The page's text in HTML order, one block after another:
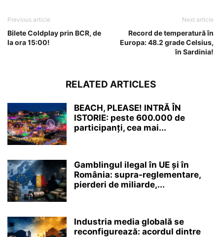
Previous article
Bilete Coldplay prin BCR, de
la ora 15:00!
Next article
Record de temperatură în
Europa: 48.2 grade Celsius,
în Sardinia!
RELATED ARTICLES
BEACH, PLEASE! INTRĂ ÎN
ISTORIE: peste 600.000 de
participanți, cea mai...
Gamblingul ilegal în UE și în
România: supra-reglementare,
pierderi de miliarde,...
Industria media globală se
reconfigurează: acordul dintre